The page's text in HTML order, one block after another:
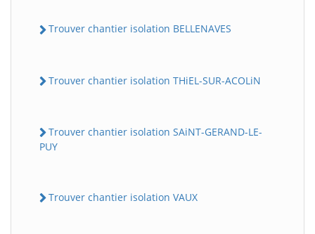
Trouver chantier isolation BELLENAVES
Trouver chantier isolation THiEL-SUR-ACOLiN
Trouver chantier isolation SAiNT-GERAND-LE-
PUY
Trouver chantier isolation VAUX